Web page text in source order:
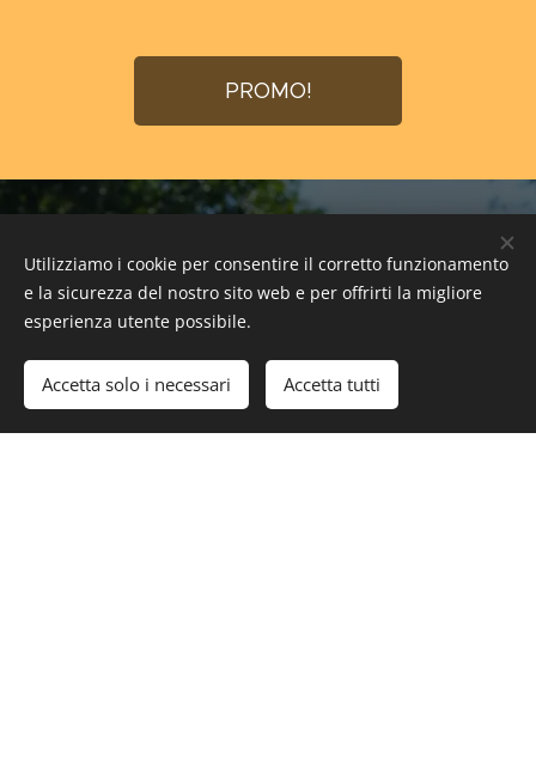
PROMO!
sulla tua tavola
Tutti i prodotti
Utilizziamo i cookie per consentire il corretto funzionamento
e la sicurezza del nostro sito web e per offrirti la migliore
esperienza utente possibile.
Accetta solo i necessari Accetta tutti